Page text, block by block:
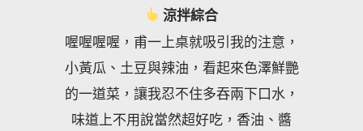
涼拌綜合
喔喔喔喔，甫一上桌就吸引我的注意，
小黃瓜、土豆與辣油，看起來色澤鮮艷
的一道菜，讓我忍不住多吞兩下口水，
味道上不用說當然超好吃，香油、醬